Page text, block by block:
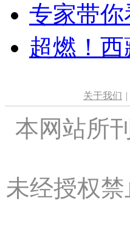
专家带
超燃！
关于我们 |
本网站所
未经授权